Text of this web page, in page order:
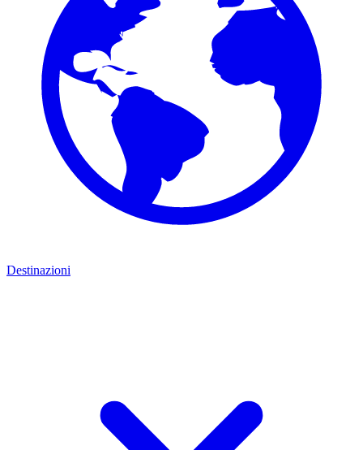
Destinazioni